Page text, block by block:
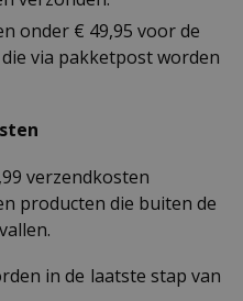
onder € 49,95 voor de
via pakketpost worden
verzendkosten
producten die buiten de
in de laatste stap van